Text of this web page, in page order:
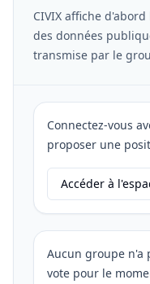
CIVIX affiche
des données
transmise par le
Connectez-vous
proposer une
Accéder à
Aucun groupe n'a
vote pour le